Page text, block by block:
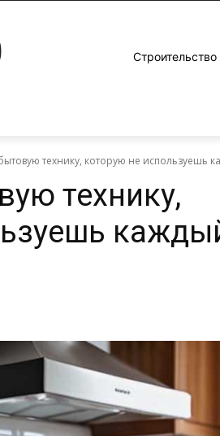
технику, которую не используешь
технику,